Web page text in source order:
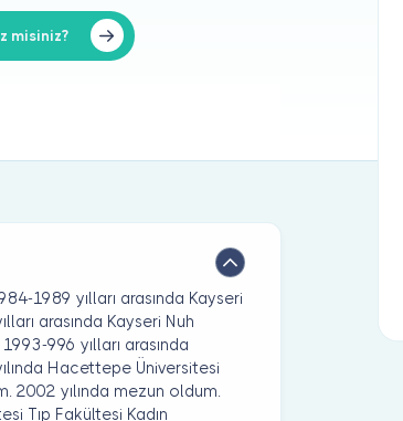
misiniz?
1989 yılları arasında Kayseri
arasında Kayseri Nuh
996 yılları arasında
Hacettepe Üniversitesi
2002 yılında mezun oldum.
Tıp Fakültesi Kadın